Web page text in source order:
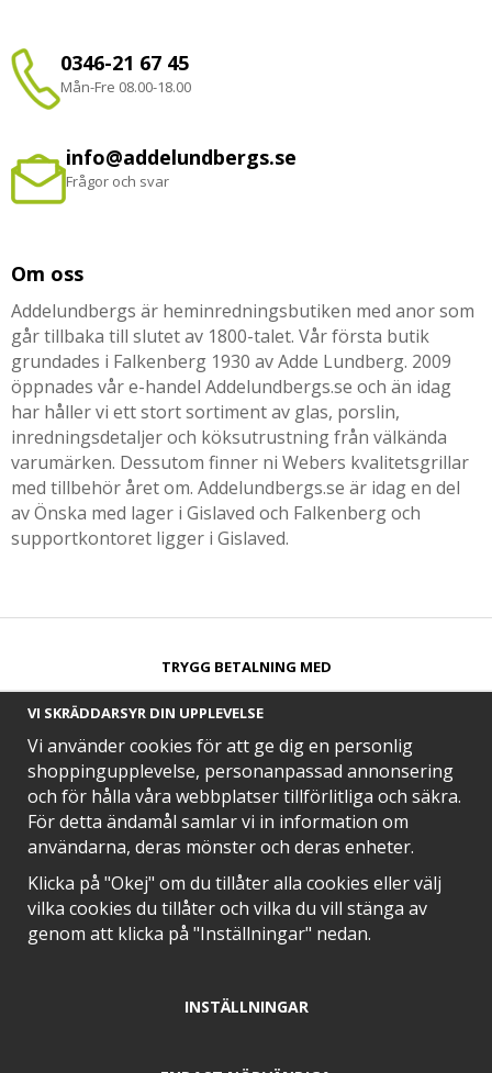
0346-21 67 45
Mån-Fre 08.00-18.00
info@addelundbergs.se
Frågor och svar
Om oss
Addelundbergs är heminredningsbutiken med anor som
går tillbaka till slutet av 1800-talet. Vår första butik
grundades i Falkenberg 1930 av Adde Lundberg. 2009
öppnades vår e-handel Addelundbergs.se och än idag
har håller vi ett stort sortiment av glas, porslin,
inredningsdetaljer och köksutrustning från välkända
varumärken. Dessutom finner ni Webers kvalitetsgrillar
med tillbehör året om. Addelundbergs.se är idag en del
av Önska med lager i Gislaved och Falkenberg och
supportkontoret ligger i Gislaved.
TRYGG BETALNING MED​
SNABB LEVERANS MED
EN DEL AV
VI SKRÄDDARSYR DIN UPPLEVELSE
Vi använder cookies för att ge dig en personlig
shoppingupplevelse, personanpassad annonsering
och för hålla våra webbplatser tillförlitliga och säkra.
För detta ändamål samlar vi in information om
användarna, deras mönster och deras enheter.
Klicka på "Okej" om du tillåter alla cookies eller välj
vilka cookies du tillåter och vilka du vill stänga av
genom att klicka på "Inställningar" nedan.
INSTÄLLNINGAR